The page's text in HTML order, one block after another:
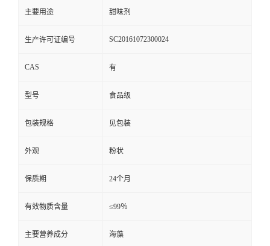
主要用途 甜味剂
生产许可证编号 SC20161072300024
CAS 有
型号 食品级
包装规格 见包装
外观 粉状
保质期 24个月
有效物质含量 ≤99％
主要营养成分 海藻